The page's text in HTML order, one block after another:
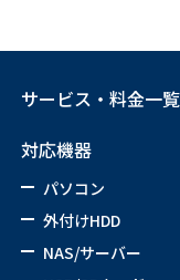
サービス・料金一覧
対応機器
パソコン
外付けHDD
NAS/サーバー